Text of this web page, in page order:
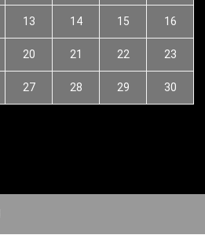
13 14 15 16
20 21 22 23
27 28 29 30